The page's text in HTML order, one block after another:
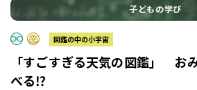
子どもの学び
図鑑の中の小宇宙
「すごすぎる天気の図鑑」 お
べる⁉︎